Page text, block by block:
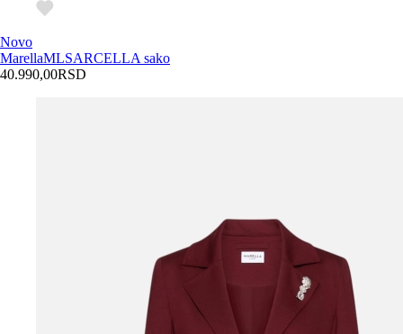
Novo
MarellaMLSARCELLA sako
40.990,00RSD